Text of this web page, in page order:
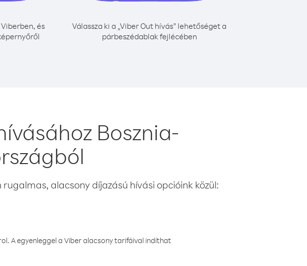
és
Válassza ki a „Viber Out hívás” lehetőséget a
párbeszédablak fejlécében
Bosznia-
alacsony díjazású hívási opcióink közül:
A egyenleggel a Viber alacsony tarifáival indíthat